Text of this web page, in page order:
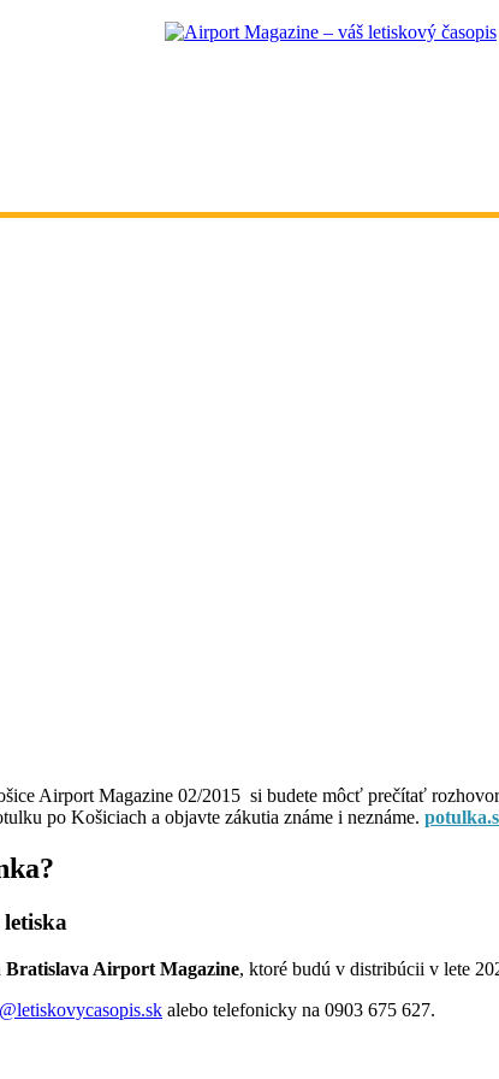
Airport Magazine 02/2015 si budete môcť prečítať
po Košiciach a objavte zákutia známe i neznáme.
Bratislava Airport Magazine, ktoré budú v distribúcii v lete
alebo telefonicky na 0903 675 627.